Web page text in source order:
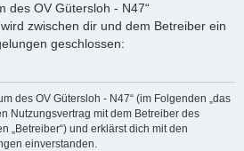
des OV Gütersloh - N47“
zwischen dir und dem Betreiber ein
geschlossen:
des OV Gütersloh - N47“ (im Folgenden „das
Nutzungsvertrag mit dem Betreiber des
„Betreiber“) und erklärst dich mit den
einverstanden.